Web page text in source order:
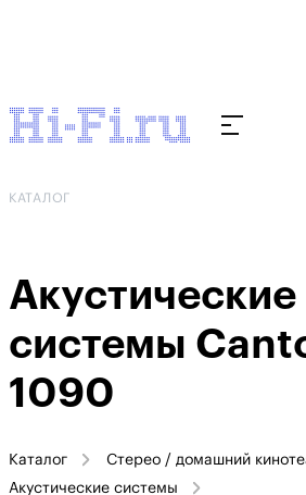
КАТАЛОГ
Акустические
системы
1090
Каталог
Стерео / домашний
Акустические системы